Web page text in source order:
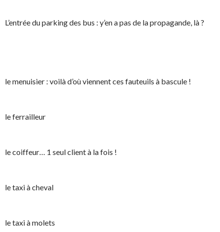
L’entrée du parking des bus : y’en a pas de la propagande, là ?
le menuisier : voilà d’où viennent ces fauteuils à bascule !
le ferrailleur
le coiffeur… 1 seul client à la fois !
le taxi à cheval
le taxi à molets